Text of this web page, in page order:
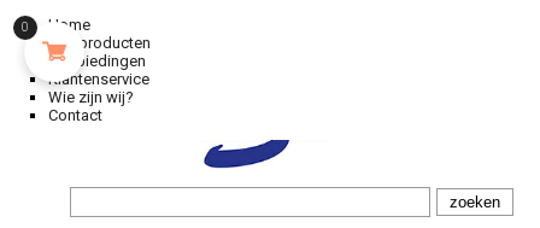
Home
Alle producten
Aanbiedingen
Klantenservice
Wie zijn wij?
Contact
0